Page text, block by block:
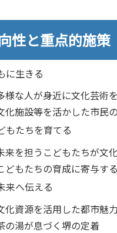
性と重点的施策
に生きる
な人が身近に文化芸術
施設等を活かした市民
もたちを育てる
を担うこどもたちが文
もたちの育成に寄与す
来へ伝える
資源を活用した都市魅
湯が息づく堺の定着